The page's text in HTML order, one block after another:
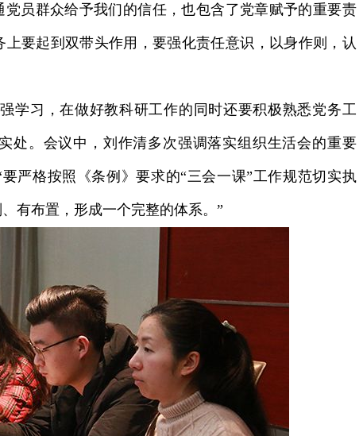
员群众给予我们的信任，也包含了党章赋予的重要责
要起到双带头作用，要强化责任意识，以身作则，认
习，在做好教科研工作的同时还要积极熟悉党务工
处。会议中，刘作清多次强调落实组织生活会的重要
严格按照《条例》要求的“三会一课”工作规范切实执
有布置，形成一个完整的体系。”